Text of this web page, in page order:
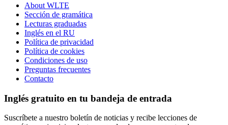
About WLTE
Sección de gramática
Lecturas graduadas
Inglés en el RU
Política de privacidad
Política de cookies
Condiciones de uso
Preguntas frecuentes
Contacto
Inglés gratuito en tu bandeja de entrada
Suscríbete a nuestro boletín de noticias y recibe lecciones de